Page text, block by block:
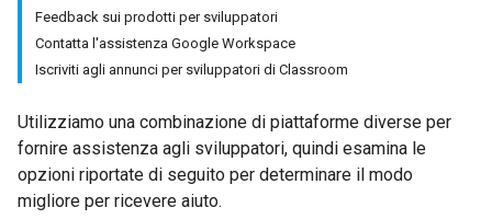
Feedback sui prodotti per sviluppatori
Contatta l'assistenza Google Workspace
Iscriviti agli annunci per sviluppatori di Classroom
Utilizziamo una combinazione di piattaforme diverse per
fornire assistenza agli sviluppatori, quindi esamina le
opzioni riportate di seguito per determinare il modo
migliore per ricevere aiuto.